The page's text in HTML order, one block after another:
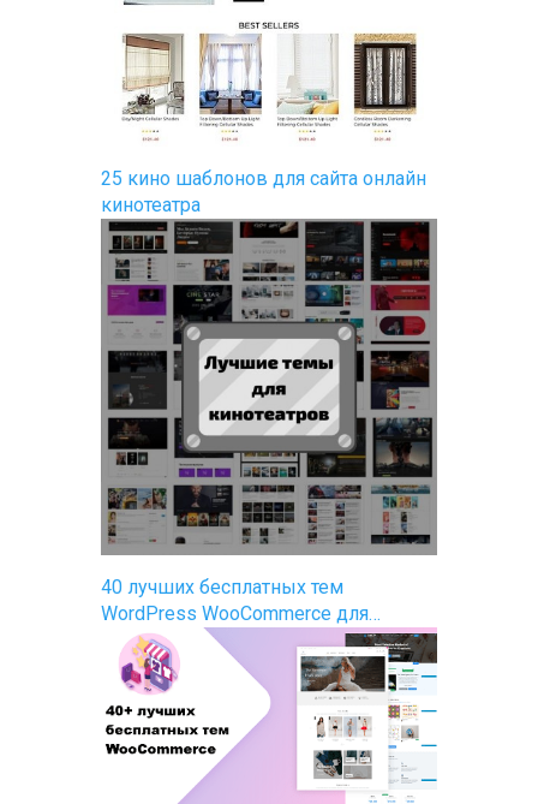
25 кино шаблонов для сайта онлайн
кинотеатра
40 лучших бесплатных тем
WordPress WooCommerce для…